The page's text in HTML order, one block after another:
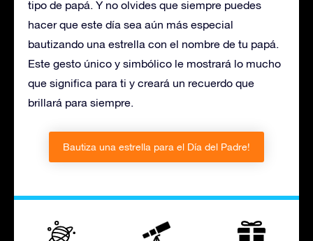
tipo de papá. Y no olvides que siempre puedes
hacer que este día sea aún más especial
bautizando una estrella con el nombre de tu papá.
Este gesto único y simbólico le mostrará lo mucho
que significa para ti y creará un recuerdo que
brillará para siempre.
Bautiza una estrella para el Día del Padre!